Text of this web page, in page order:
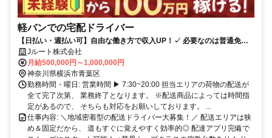
軽バンでの宅配ドライバー
【日払い・週払い可】自由な働き方で収入UP！✓ 必要なのは普通免許
だけ！未経験から月収100万円オーバー多数 ◎高月収
Jルート株式会社
月給500,000円～1,000,000円
神奈川県横浜市青葉区
勤務時間・曜日: 営業時間 ▶ 7:30~20:00 担当エリアの荷物の配送が
全て完了次第、 業務終了となります。 ※配送商品によっては時間指
定があるので、 そちらも対応をお願いしております。 ...
仕事内容: ＼地域密着型の配送ドライバー大募集！／ 配送エリアは狭
め＆固定だから、 道もすぐに覚えやすく効率的◎ 配達アプリ完備で